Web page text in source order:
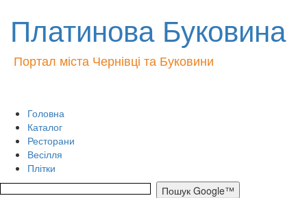
Платинова Буковина
Портал міста Чернівці та Буковини
Головна
Каталог
Ресторани
Весілля
Плітки